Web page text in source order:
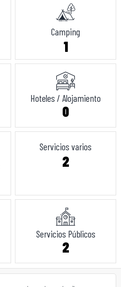
Camping
1
Hoteles / Alojamiento
0
Servicios varios
2
Servicios Públicos
2